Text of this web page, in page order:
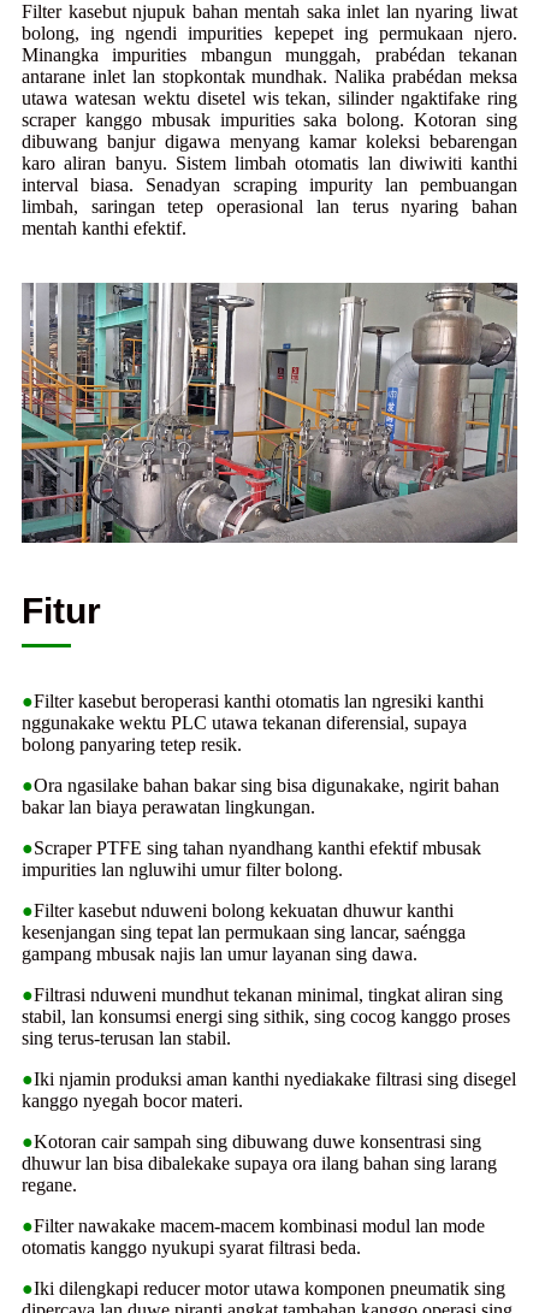
Filter kasebut njupuk bahan mentah saka inlet lan nyaring liwat
bolong, ing ngendi impurities kepepet ing permukaan njero.
Minangka impurities mbangun munggah, prabédan tekanan
antarane inlet lan stopkontak mundhak. Nalika prabédan meksa
utawa watesan wektu disetel wis tekan, silinder ngaktifake ring
scraper kanggo mbusak impurities saka bolong. Kotoran sing
dibuwang banjur digawa menyang kamar koleksi bebarengan
karo aliran banyu. Sistem limbah otomatis lan diwiwiti kanthi
interval biasa. Senadyan scraping impurity lan pembuangan
limbah, saringan tetep operasional lan terus nyaring bahan
mentah kanthi efektif.
Fitur
●Filter kasebut beroperasi kanthi otomatis lan ngresiki kanthi
nggunakake wektu PLC utawa tekanan diferensial, supaya
bolong panyaring tetep resik.
●Ora ngasilake bahan bakar sing bisa digunakake, ngirit bahan
bakar lan biaya perawatan lingkungan.
●Scraper PTFE sing tahan nyandhang kanthi efektif mbusak
impurities lan ngluwihi umur filter bolong.
●Filter kasebut nduweni bolong kekuatan dhuwur kanthi
kesenjangan sing tepat lan permukaan sing lancar, saéngga
gampang mbusak najis lan umur layanan sing dawa.
●Filtrasi nduweni mundhut tekanan minimal, tingkat aliran sing
stabil, lan konsumsi energi sing sithik, sing cocog kanggo proses
sing terus-terusan lan stabil.
●Iki njamin produksi aman kanthi nyediakake filtrasi sing disegel
kanggo nyegah bocor materi.
●Kotoran cair sampah sing dibuwang duwe konsentrasi sing
dhuwur lan bisa dibalekake supaya ora ilang bahan sing larang
regane.
●Filter nawakake macem-macem kombinasi modul lan mode
otomatis kanggo nyukupi syarat filtrasi beda.
●Iki dilengkapi reducer motor utawa komponen pneumatik sing